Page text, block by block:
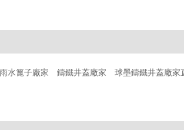
雨水篦子廠家 鑄鐵井蓋廠家 球墨鑄鐵井蓋廠家